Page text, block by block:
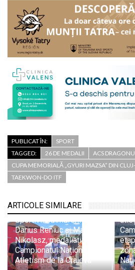
PUBLICAT ÎN:
SPORT
TAGGED:
26 DE MEDALII
ACS
CUPA MEMORIALĂ „GYURI MAZSA” DIN
TAEKWON-DO ITF
ARTICOLE SIMILARE
Sportivii băimăreni
Darius Reniuc și Matei
Nikolasz, medaliați la
Campionatul Național de
Atletism de la Craiova